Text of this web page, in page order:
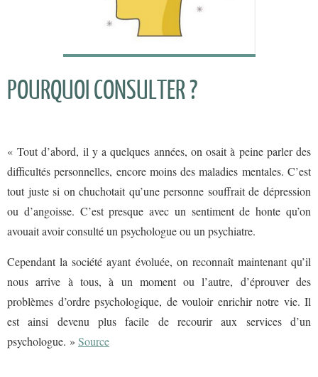
POURQUOI CONSULTER ?
« Tout d’abord, il y a quelques années, on osait à peine parler des
difficultés personnelles, encore moins des maladies mentales. C’est
tout juste si on chuchotait qu’une personne souffrait de dépression
ou d’angoisse. C’est presque avec un sentiment de honte qu’on
avouait avoir consulté un psychologue ou un psychiatre.
Cependant la société ayant évoluée, on reconnaît maintenant qu’il
nous arrive à tous, à un moment ou l’autre, d’éprouver des
problèmes d’ordre psychologique, de vouloir enrichir notre vie. Il
est ainsi devenu plus facile de recourir aux services d’un
psychologue. » Source